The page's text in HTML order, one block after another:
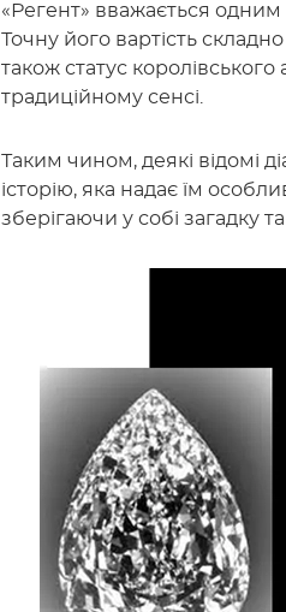
«Регент» вважається одним
Точну його вартість складно
також статус
традиційному сенсі.
Таким чином, деякі відомі
історію, яка надає їм
зберігаючи у собі загадку